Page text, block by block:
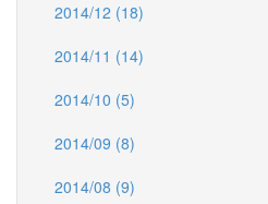
2014/12 (18)
2014/11 (14)
2014/10 (5)
2014/09 (8)
2014/08 (9)